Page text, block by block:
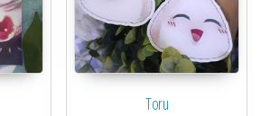
Toru